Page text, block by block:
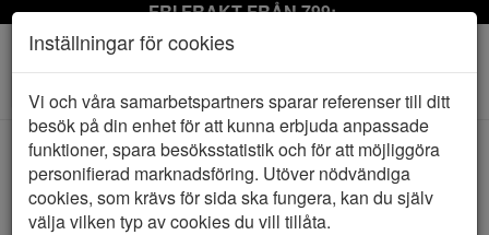
FRI FRAKT FRÅN 799:-
Toggle
navigation
HEM NAME IT
Inställningar för cookies
Vi och våra samarbetspartners sparar referenser till ditt
besök på din enhet för att kunna erbjuda anpassade
funktioner, spara besöksstatistik och för att möjliggöra
personifierad marknadsföring. Utöver nödvändiga
cookies, som krävs för sida ska fungera, kan du själv
välja vilken typ av cookies du vill tillåta.